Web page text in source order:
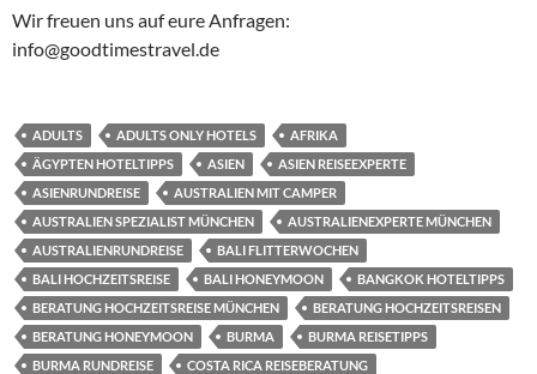
Wir freuen uns auf eure Anfragen:
info@goodtimestravel.de
ADULTS ADULTS ONLY HOTELS
AFRIKA
ÄGYPTEN HOTELTIPPS
ASIEN
ASIEN REISEEXPERTE
ASIENRUNDREISE
AUSTRALIEN MIT CAMPER
AUSTRALIEN SPEZIALIST MÜNCHEN
AUSTRALIENEXPERTE MÜNCHEN
AUSTRALIENRUNDREISE
BALI FLITTERWOCHEN
BALI HOCHZEITSREISE
BALI HONEYMOON
BANGKOK HOTELTIPPS
BERATUNG HOCHZEITSREISE MÜNCHEN
BERATUNG HOCHZEITSREISEN
BERATUNG HONEYMOON
BURMA
BURMA REISETIPPS
BURMA RUNDREISE
COSTA RICA REISEBERATUNG